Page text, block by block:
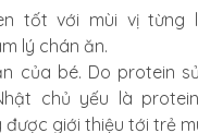
tốt với mùi vị từng
lý chán ăn.
của bé. Do protein
chủ yếu là
được giới thiệu tới trẻ